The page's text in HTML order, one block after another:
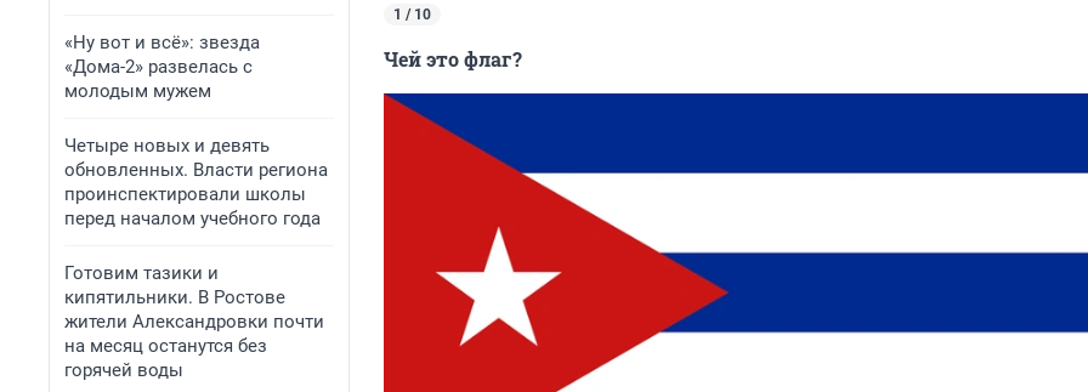
«Ну вот и всё»: звезда
«Дома-2» развелась с
молодым мужем
Четыре новых и девять
обновленных. Власти региона
проинспектировали школы
перед началом учебного года
Готовим тазики и
кипятильники. В Ростове
жители Александровки почти
на месяц останутся без
горячей воды
1 / 10
Чей это флаг?